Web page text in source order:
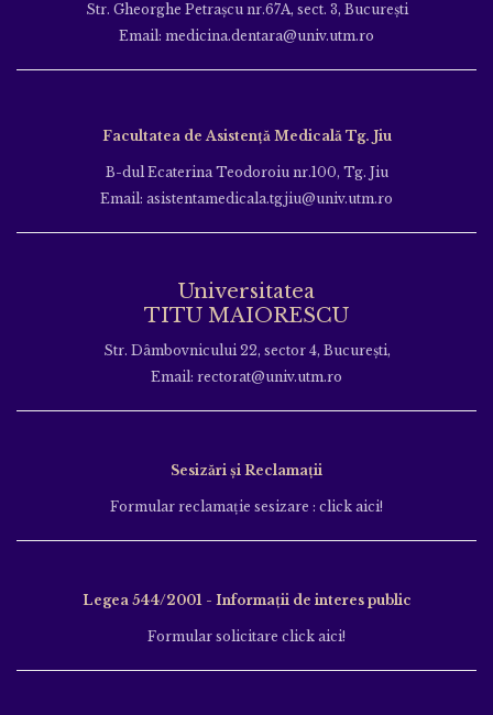
Str. Gheorghe Petraşcu nr.67A, sect. 3, Bucureşti
Email: medicina.dentara@univ.utm.ro
Facultatea de Asistență Medicală Tg. Jiu
B-dul Ecaterina Teodoroiu nr.100, Tg. Jiu
Email: asistentamedicala.tgjiu@univ.utm.ro
Universitatea
TITU MAIORESCU
Str. Dâmbovnicului 22, sector 4, București,
Email: rectorat@univ.utm.ro
Sesizări și Reclamații
Formular reclamație sesizare : click aici!
Legea 544/2001 - Informații de interes public
Formular solicitare click aici!